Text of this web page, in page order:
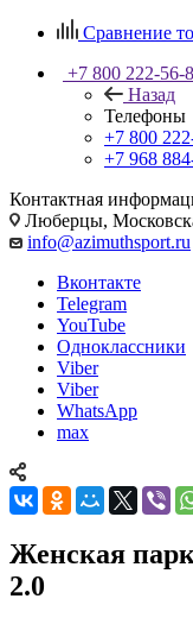
Сравнение
+7 800 222-56-
Назад
Телефоны
+7 800
+7 968
Контактная
Люберцы,
info@azimuthsport.ru
Вконтакте
Telegram
YouTube
Одноклассники
Viber
Viber
WhatsApp
max
Женская
2.0